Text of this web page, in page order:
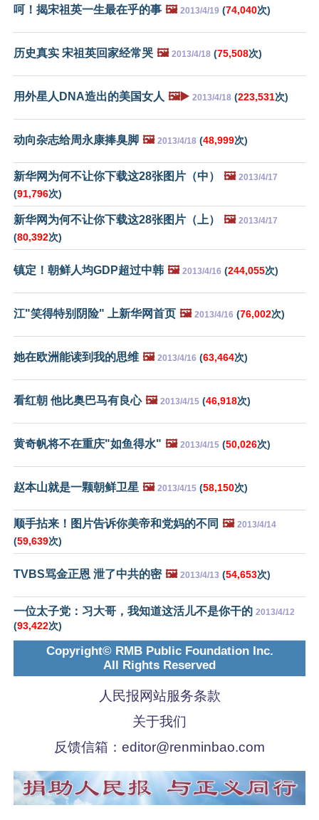
呵！揭宋祖英一生最在乎的事 🖼️ 2013/4/19 (74,040次)
历史真实 宋祖英回家经常哭 🖼️ 2013/4/18 (75,508次)
用外星人DNA造出的美国女人 🖼️▶️ 2013/4/18 (223,531次)
动向杂志给周永康捧臭脚 🖼️ 2013/4/18 (48,999次)
新华网为何不让你下载这28张图片（中） 🖼️ 2013/4/17
(91,796次)
新华网为何不让你下载这28张图片（上） 🖼️ 2013/4/17
(80,392次)
镇定！朝鲜人均GDP超过中韩 🖼️ 2013/4/16 (244,055次)
江"笑得特别阴险" 上新华网首页 🖼️ 2013/4/16 (76,002次)
她在欧洲能读到我的思维 🖼️ 2013/4/16 (63,464次)
看红朝 他比奥巴马有良心 🖼️ 2013/4/15 (46,918次)
黄奇帆将不在重庆"如鱼得水" 🖼️ 2013/4/15 (50,026次)
赵本山就是一颗朝鲜卫星 🖼️ 2013/4/15 (58,150次)
顺手拈来！图片告诉你美帝和党妈的不同 🖼️ 2013/4/14
(59,639次)
TVBS骂金正恩 泄了中共的密 🖼️ 2013/4/13 (54,653次)
一位太子党：习大哥，我知道这活儿不是你干的 2013/4/12
(93,422次)
Copyright© RMB Public Foundation Inc.
All Rights Reserved
人民报网站服务条款
关于我们
反馈信箱： editor@renminbao.com